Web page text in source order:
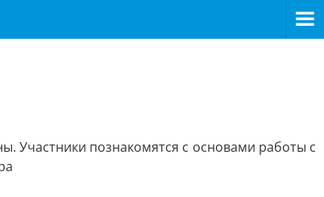
Участники познакомятся с основами работы с